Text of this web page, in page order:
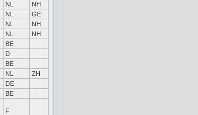
NL
NH
NL
GE
NL
NH
NL
NH
BE
D
BE
NL
ZH
DE
BE
F